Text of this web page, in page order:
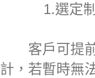
1.選定
客戶可提
計，若暫時無